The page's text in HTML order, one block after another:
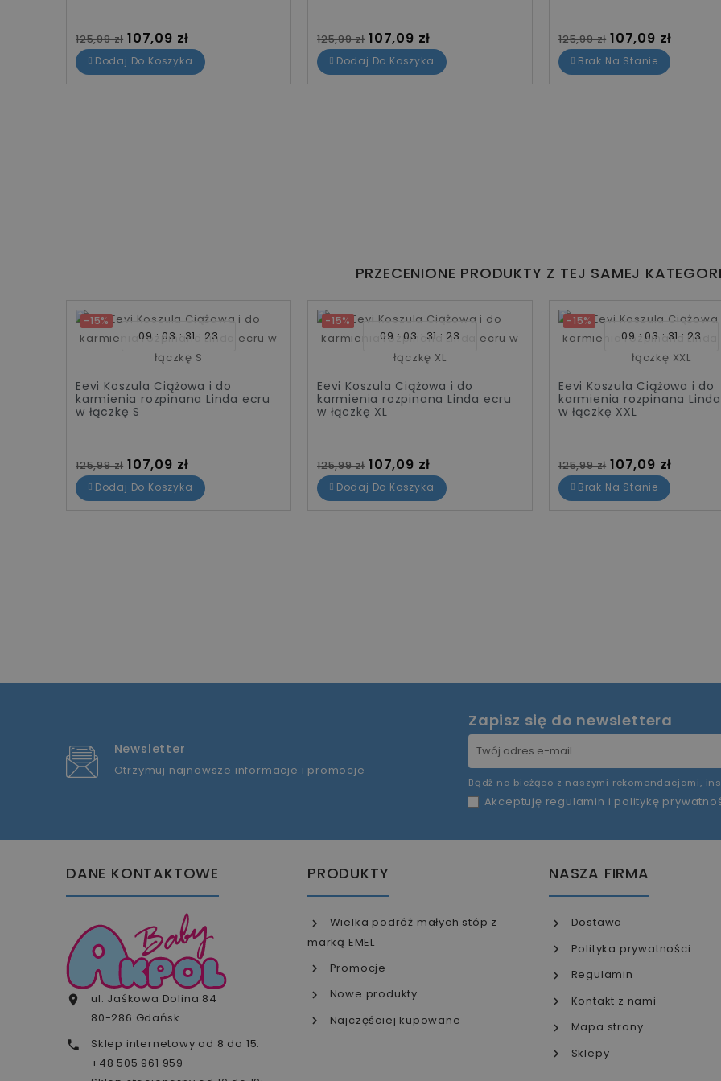
Cena standardowa
125,99 zł Cena
107,09 zł
Dodaj Do Koszyka
Cena standardowa
125,99 zł Cena
107,09 zł
Dodaj Do Koszyka
Cena standardowa
125,99 zł Cena
107,09 zł
Brak Na Stanie
PRZECENIONE PRODUKTY Z TEJ SAMEJ
-15%
09 03 31 22
Eevi Koszula Ciążowa i do
karmienia rozpinana Linda ecru
w łączkę S
Cena standardowa
125,99 zł Cena
107,09 zł
Dodaj Do Koszyka
-15%
09 03 31 22
Eevi Koszula Ciążowa i do
karmienia rozpinana Linda ecru
w łączkę XL
Cena standardowa
125,99 zł Cena
107,09 zł
Dodaj Do Koszyka
-15%
09 03 31 22
Eevi Koszula Ciążowa i do
karmienia rozpinana
w łączkę XXL
Cena standardowa
125,99 zł Cena
107,09 zł
Brak Na Stanie
Newsletter
Otrzymuj najnowsze informacje i promocje
Zapisz się do newslettera
Bądź na bieżąco z naszymi rekomendacjami,
Akceptuję regulamin i politykę
DANE KONTAKTOWE

ul. Jaśkowa Dolina 84
80-286 Gdańsk

Sklep internetowy od 8 do 15:
+48 505 961 959
PRODUKTY
Wielka podróż małych stóp z
marką EMEL
Promocje
Nowe produkty
Najczęściej kupowane
NASZA FIRMA
Dostawa
Polityka prywatności
Regulamin
Kontakt z nami
Mapa strony
Sklepy